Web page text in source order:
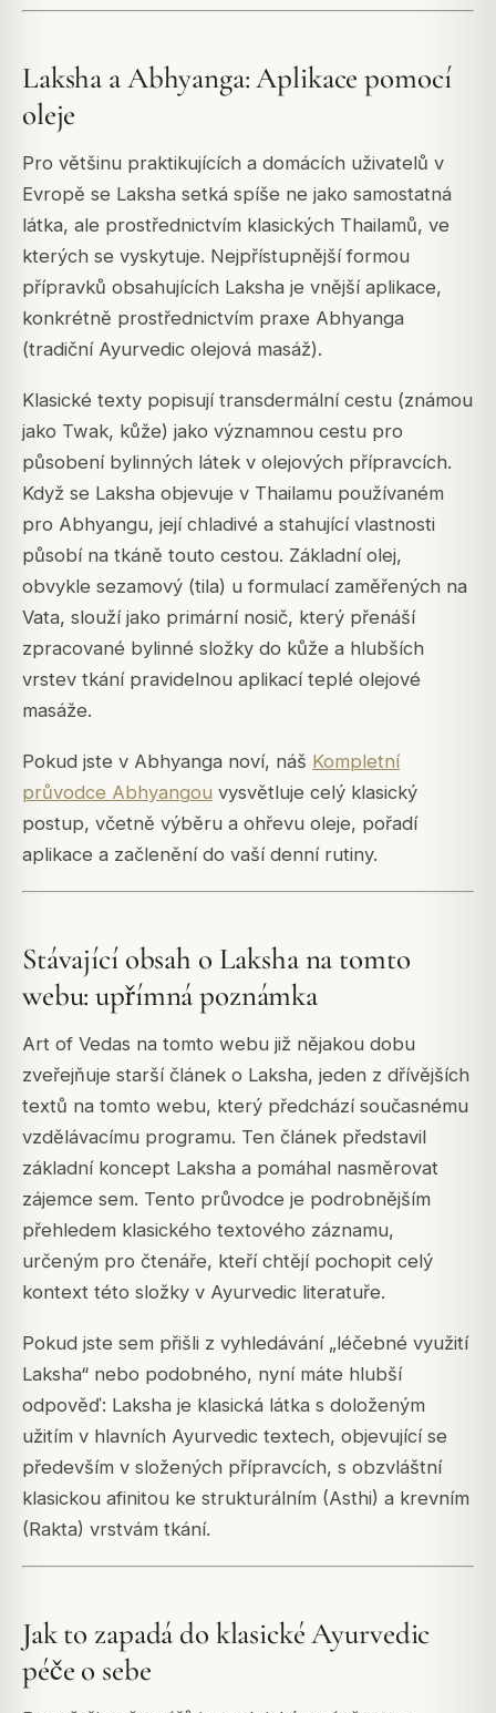
Laksha a Abhyanga: Aplikace pomocí
oleje
Pro většinu praktikujících a domácích uživatelů v
Evropě se Laksha setká spíše ne jako samostatná
látka, ale prostřednictvím klasických Thailamů, ve
kterých se vyskytuje. Nejpřístupnější formou
přípravků obsahujících Laksha je vnější aplikace,
konkrétně prostřednictvím praxe Abhyanga
(tradiční Ayurvedic olejová masáž).
Klasické texty popisují transdermální cestu (známou
jako Twak, kůže) jako významnou cestu pro
působení bylinných látek v olejových přípravcích.
Když se Laksha objevuje v Thailamu používaném
pro Abhyangu, její chladivé a stahující vlastnosti
působí na tkáně touto cestou. Základní olej,
obvykle sezamový (tila) u formulací zaměřených na
Vata, slouží jako primární nosič, který přenáší
zpracované bylinné složky do kůže a hlubších
vrstev tkání pravidelnou aplikací teplé olejové
masáže.
Pokud jste v Abhyanga noví, náš Kompletní
průvodce Abhyangou vysvětluje celý klasický
postup, včetně výběru a ohřevu oleje, pořadí
aplikace a začlenění do vaší denní rutiny.
Stávající obsah o Laksha na tomto
webu: upřímná poznámka
Art of Vedas na tomto webu již nějakou dobu
zveřejňuje starší článek o Laksha, jeden z dřívějších
textů na tomto webu, který předchází současnému
vzdělávacímu programu. Ten článek představil
základní koncept Laksha a pomáhal nasměrovat
zájemce sem. Tento průvodce je podrobnějším
přehledem klasického textového záznamu,
určeným pro čtenáře, kteří chtějí pochopit celý
kontext této složky v Ayurvedic literatuře.
Pokud jste sem přišli z vyhledávání „léčebné využití
Laksha“ nebo podobného, nyní máte hlubší
odpověď: Laksha je klasická látka s doloženým
užitím v hlavních Ayurvedic textech, objevující se
především v složených přípravcích, s obzvláštní
klasickou afinitou ke strukturálním (Asthi) a krevním
(Rakta) vrstvám tkání.
Jak to zapadá do klasické Ayurvedic
péče o sebe